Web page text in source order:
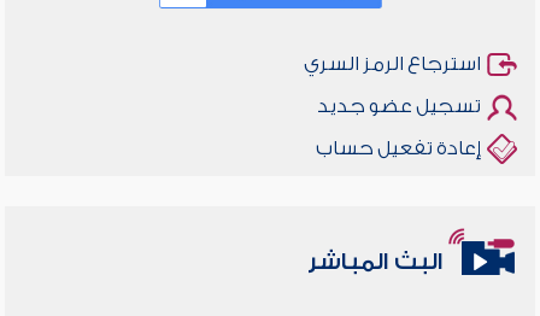
استرجاع الرمز السري
تسجيل عضو جديد
إعادة تفعيل حساب
البث المباشر